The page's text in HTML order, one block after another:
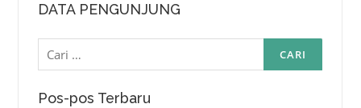
DATA PENGUNJUNG
Cari
untuk:
Pos-pos Terbaru